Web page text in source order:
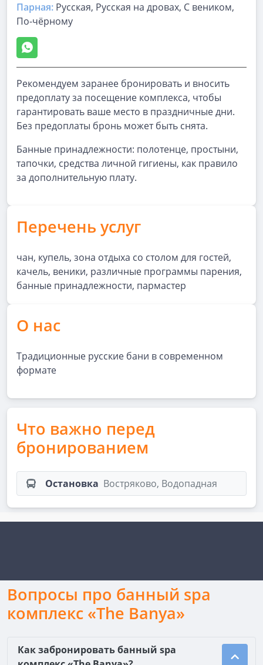
Парная: Русская, Русская на дровах, С веником,
По-чёрному
Рекомендуем заранее бронировать и вносить
предоплату за посещение комплекса, чтобы
гарантировать ваше место в праздничные дни.
Без предоплаты бронь может быть снята.
Банные принадлежности: полотенце, простыни,
тапочки, средства личной гигиены, как правило
за дополнительную плату.
Перечень услуг
чан, купель, зона отдыха со столом для гостей,
качель, веники, различные программы парения,
банные принадлежности, пармастер
О нас
Традиционные русские бани в современном
формате
Что важно перед
бронированием
Остановка Востряково, Водопадная
Вопросы про банный spa
комплекс «The Banya»
Как забронировать банный spa